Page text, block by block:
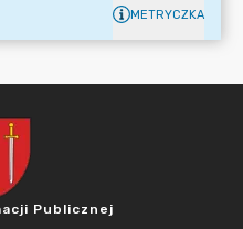
METRYCZKA
Publicznej